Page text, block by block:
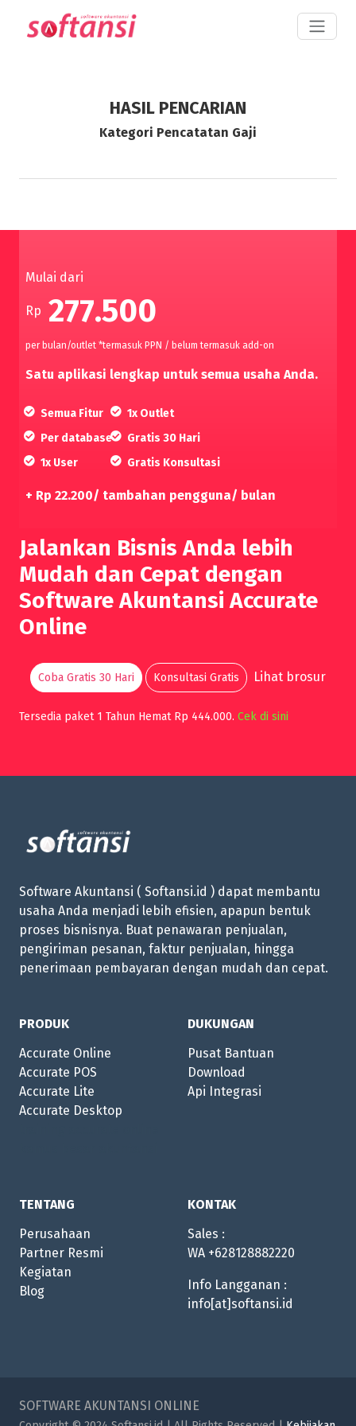
HASIL PENCARIAN
Kategori Pencatatan Gaji
Mulai dari
Rp 277.500
per bulan/outlet *termasuk PPN / belum termasuk add-on
Satu aplikasi lengkap untuk semua usaha Anda.
Semua Fitur
Per database
1x User
1x Outlet
Gratis 30 Hari
Gratis Konsultasi
+ Rp 22.200/ tambahan pengguna/ bulan
Jalankan Bisnis Anda lebih
Mudah dan Cepat dengan
Software Akuntansi Accurate
Online
Coba Gratis 30 Hari Konsultasi Gratis Lihat brosur
Tersedia paket 1 Tahun Hemat Rp 444.000. Cek di sini
Software Akuntansi ( Softansi.id ) dapat membantu
usaha Anda menjadi lebih efisien, apapun bentuk
proses bisnisnya. Buat penawaran penjualan,
pengiriman pesanan, faktur penjualan, hingga
penerimaan pembayaran dengan mudah dan cepat.
PRODUK
Accurate Online
Accurate POS
Accurate Lite
Accurate Desktop
DUKUNGAN
Pusat Bantuan
Download
Api Integrasi
TENTANG
Perusahaan
Partner Resmi
Kegiatan
Blog
KONTAK
Sales :
WA +628128882220
Info Langganan :
info[at]softansi.id
SOFTWARE AKUNTANSI ONLINE